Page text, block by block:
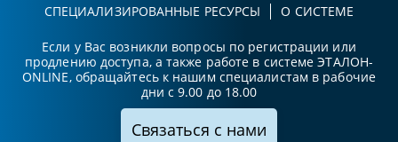
СПЕЦИАЛИЗИРОВАННЫЕ РЕСУРСЫ
О СИСТЕМЕ
Если у Вас возникли вопросы по регистрации или
продлению доступа, а также работе в системе ЭТАЛОН-
ONLINE, обращайтесь к нашим специалистам в рабочие
дни с 9.00 до 18.00
Связаться с нами